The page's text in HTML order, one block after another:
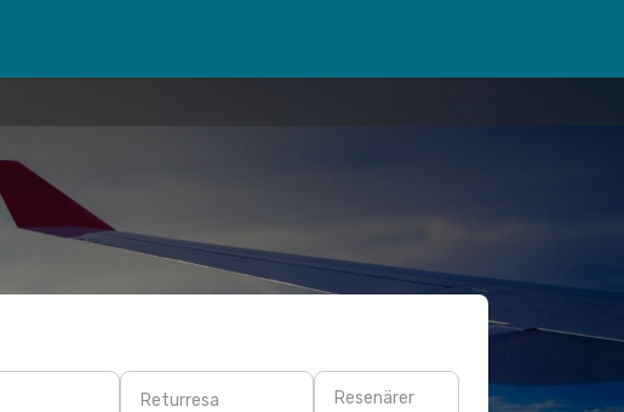
Returresa Resenärer